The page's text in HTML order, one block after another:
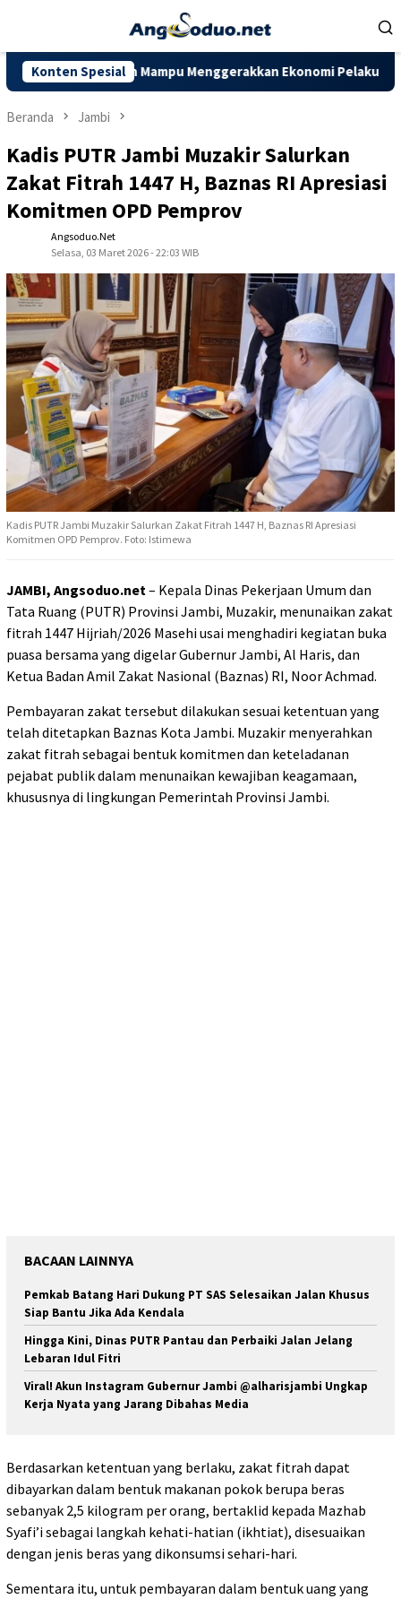
Konten Spesial
Mampu Menggerakkan Ekonomi Pelaku UMKM
Beranda Jambi
Kadis PUTR Jambi Muzakir Salurkan
Zakat Fitrah 1447 H, Baznas RI Apresiasi
Komitmen OPD Pemprov
Angsoduo.net
Selasa, 03 Maret 2026 - 22:03 WIB
Kadis PUTR Jambi Muzakir Salurkan Zakat Fitrah 1447 H, Baznas RI Apresiasi
Komitmen OPD Pemprov. Foto: Istimewa
JAMBI, Angsoduo.net – Kepala Dinas Pekerjaan Umum dan
Tata Ruang (PUTR) Provinsi Jambi, Muzakir, menunaikan zakat
fitrah 1447 Hijriah/2026 Masehi usai menghadiri kegiatan buka
puasa bersama yang digelar Gubernur Jambi, Al Haris, dan
Ketua Badan Amil Zakat Nasional (Baznas) RI, Noor Achmad.
Pembayaran zakat tersebut dilakukan sesuai ketentuan yang
telah ditetapkan Baznas Kota Jambi. Muzakir menyerahkan
zakat fitrah sebagai bentuk komitmen dan keteladanan
pejabat publik dalam menunaikan kewajiban keagamaan,
khususnya di lingkungan Pemerintah Provinsi Jambi.
BACAAN LAINNYA
Pemkab Batang Hari Dukung PT SAS Selesaikan Jalan Khusus
Siap Bantu Jika Ada Kendala
Hingga Kini, Dinas PUTR Pantau dan Perbaiki Jalan Jelang
Lebaran Idul Fitri
Viral! Akun Instagram Gubernur Jambi @alharisjambi Ungkap
Kerja Nyata yang Jarang Dibahas Media
Berdasarkan ketentuan yang berlaku, zakat fitrah dapat
dibayarkan dalam bentuk makanan pokok berupa beras
sebanyak 2,5 kilogram per orang, bertaklid kepada Mazhab
Syafi’i sebagai langkah kehati-hatian (ikhtiat), disesuaikan
dengan jenis beras yang dikonsumsi sehari-hari.
Sementara itu, untuk pembayaran dalam bentuk uang yang